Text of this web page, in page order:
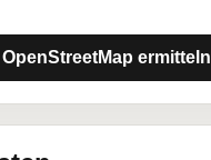
ermitteln